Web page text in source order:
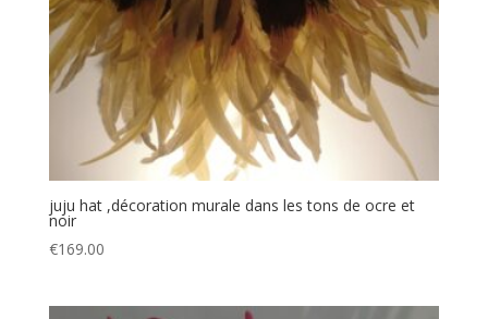
juju hat ,décoration murale dans les tons de ocre et
noir
€169.00